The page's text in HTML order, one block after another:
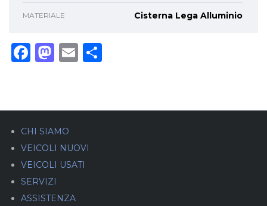
MATERIALE Cisterna Lega Alluminio
Facebook
Mastodon
Email
CHI SIAMO
VEICOLI NUOVI
VEICOLI USATI
SERVIZI
ASSISTENZA